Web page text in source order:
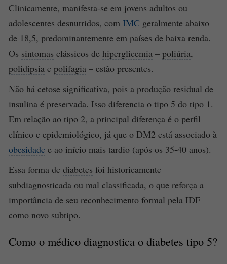
Clinicamente, manifesta-se em jovens adultos ou
adolescentes desnutridos, com IMC geralmente abaixo
de 18,5, predominantemente em países de baixa renda.
Os sintomas clássicos de hiperglicemia – poliúria,
polidipsia e polifagia – estão presentes.
Não há cetose significativa, pois a produção residual de
insulina é preservada. Isso diferencia o tipo 5 do tipo 1.
Em relação ao tipo 2, a principal diferença é o perfil
clínico e epidemiológico, já que o DM2 está associado à
obesidade e ao início mais tardio (após os 35-40 anos).
Essa forma de diabetes foi historicamente
subdiagnosticada ou mal classificada, o que reforça a
importância de seu reconhecimento formal pela IDF
como novo subtipo.
Como o médico diagnostica o diabetes tipo 5?